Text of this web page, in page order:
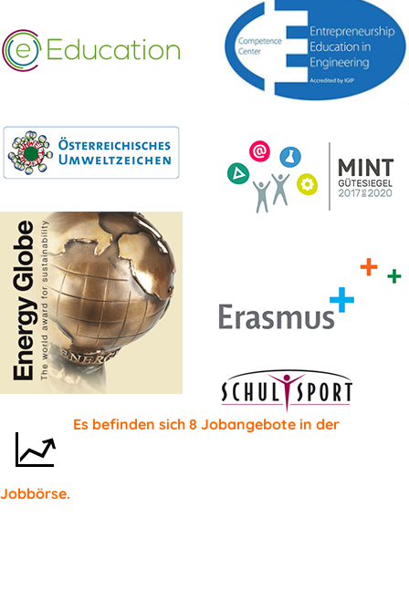
Es befinden sich 8 Jobangebote in der
Jobbörse.